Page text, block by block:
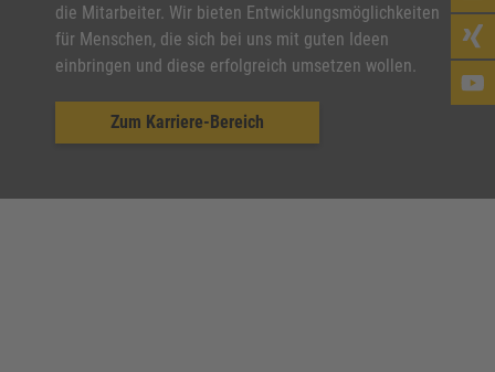
die Mitarbeiter. Wir bieten Entwicklungsmöglichkeiten
für Menschen, die sich bei uns mit guten Ideen
einbringen und diese erfolgreich umsetzen wollen.
Zum Karriere-Bereich